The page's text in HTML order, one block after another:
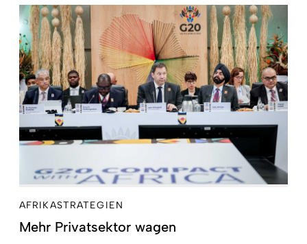
AFRIKASTRATEGIEN
Mehr Privatsektor wagen